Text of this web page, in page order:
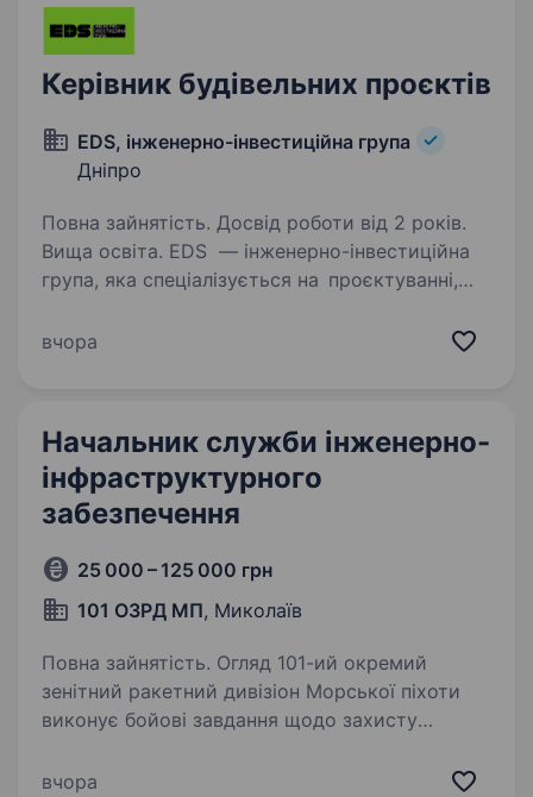
Керівник будівельних проєктів
EDS, інженерно-інвестиційна група
Дніпро
Повна зайнятість. Досвід роботи від 2 років.
Вища освіта. EDS — інженерно-інвестиційна
група, яка спеціалізується на проєктуванні,
виробництві обладнання та будівництві
вчора
Начальник служби інженерно-
інфраструктурного
забезпечення
25 000 – 125 000 грн
101 ОЗРД МП, Миколаїв
Повна зайнятість. Огляд 101-ий окремий
зенітний ракетний дивізіон Морської піхоти
виконує бойові завдання щодо захисту
ворожих ударних БПЛА, запрошує у свою
вчора